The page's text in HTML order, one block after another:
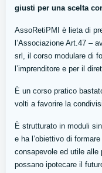
giusti per una scelta
AssoRetiPMI è lieta di
l’Associazione Art.47 –
srl, il corso modulare di
l’imprenditore e per il
È un corso pratico
volti a favorire la
È strutturato in moduli
e ha l’obiettivo di
consapevole ed utile alle
possano ipotecare il